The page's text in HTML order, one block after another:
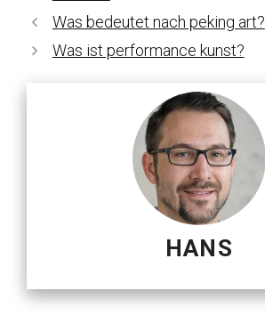
Was bedeutet nach peking art?
Was ist performance kunst?
HANS